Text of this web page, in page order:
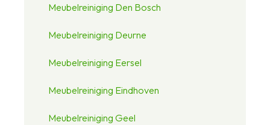
Meubelreiniging Den Bosch
Meubelreiniging Deurne
Meubelreiniging Eersel
Meubelreiniging Eindhoven
Meubelreiniging Geel